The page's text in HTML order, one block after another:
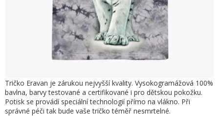
Tričko Eravan je zárukou nejvyšší kvality. Vysokogramážová 100%
bavlna, barvy testované a certifikované i pro dětskou pokožku.
Potisk se provádí speciální technologií přímo na vlákno. Při
správné péči tak bude vaše tričko téměř nesmrtelné.